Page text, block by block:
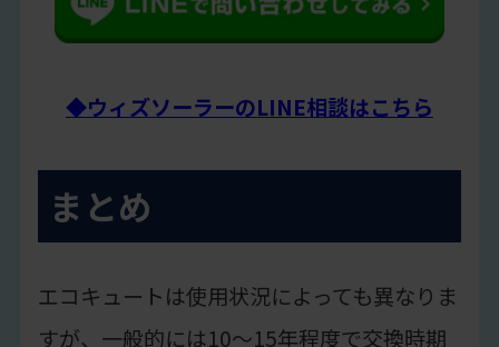
◆ウィズソーラーのLINE相談はこちら
まとめ
エコキュートは使用状況によっても異なりま
すが、一般的には10〜15年程度で交換時期